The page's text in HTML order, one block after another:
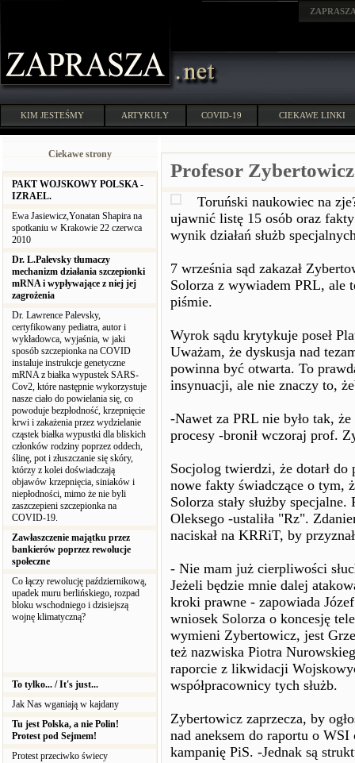
KIM JESTEŚMY ARTYKUŁY COVID-19 CIEKAWE LINKI
Ciekawe strony
PAKT WOJSKOWY POLSKA -
IZRAEL.
Ewa Jasiewicz,Yonatan Shapira na
spotkaniu w Krakowie 22 czerwca
2010
Dr. L.Palevsky tłumaczy
mechanizm działania szczepionki
mRNA i wypływające z niej jej
zagrożenia
Dr. Lawrence Palevsky,
certyfikowany pediatra, autor i
wykładowca, wyjaśnia, w jaki
sposób szczepionka na COVID
instaluje instrukcje genetyczne
mRNA z białka wypustek SARS-
Cov2, które następnie wykorzystuje
nasze ciało do powielania się, co
powoduje bezpłodność, krzepnięcie
krwi i zakażenia przez wydzielanie
cząstek białka wypustki dla bliskich
członków rodziny poprzez oddech,
ślinę, pot i złuszczanie się skóry,
którzy z kolei doświadczają
objawów krzepnięcia, siniaków i
niepłodności, mimo że nie byli
zaszczepieni szczepionka na
COVID-19.
Zawłaszczenie majątku przez
bankierów poprzez rewolucje
społeczne
Co łączy rewolucję październikową,
upadek muru berlińskiego, rozpad
bloku wschodniego i dzisiejszą
wojnę klimatyczną?
To tylko... / It's just...
Jak Nas wganiają w kajdany
Tu jest Polska, a nie Polin!
Protest pod Sejmem!
Protest przeciwko świecy
Profesor
Toruński naukowiec na
ujawnić listę 15 osób oraz
wynik działań służb
7 września sąd zakazał
Solorza z wywiadem PRL, ale
piśmie.
Wyrok sądu krytykuje poseł
Uważam, że dyskusja nad
powinna być otwarta. To
insynuacji, ale nie znaczy to,
-Nawet za PRL nie było tak,
procesy -bronił wczoraj prof.
Socjolog twierdzi, że dotarł do
nowe fakty świadczące o tym,
Solorza stały służby
Oleksego -ustaliła "Rz".
naciskał na KRRiT, by
- Nie mam już cierpliwości
Jeżeli będzie mnie dalej
kroki prawne - zapowiada
wniosek Solorza o koncesję
wymieni Zybertowicz, jest
też nazwiska Piotra
raporcie z likwidacji
współpracownicy tych służb.
Zybertowicz zaprzecza, by
nad aneksem do raportu o
kampanię PiS. -Jednak są